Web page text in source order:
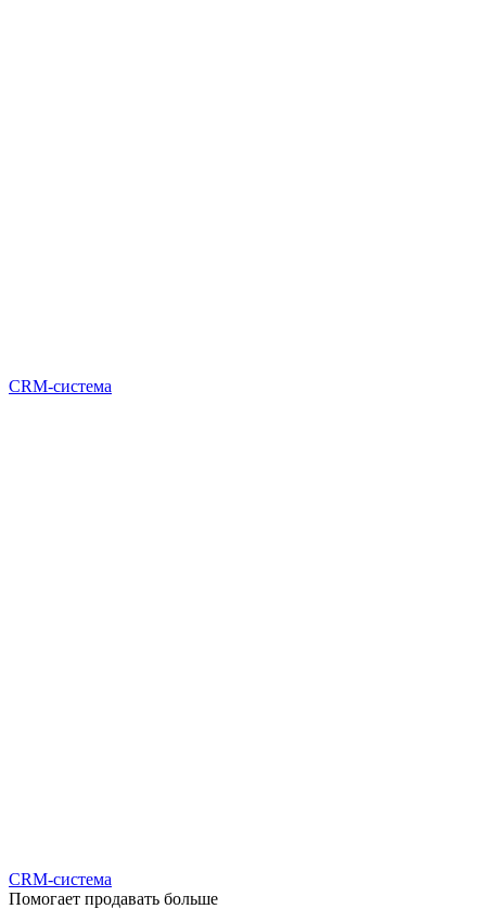
CRM-система
CRM-система
Помогает продавать больше